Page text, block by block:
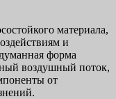
материала,
и
форма
воздушный поток,
от